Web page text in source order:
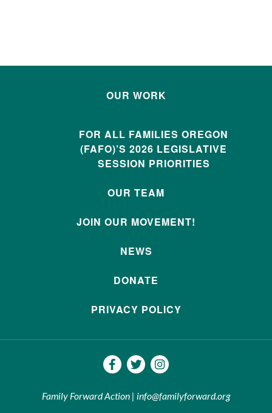
OUR WORK
FOR ALL FAMILIES OREGON
(FAFO)’S 2026 LEGISLATIVE
SESSION PRIORITIES
OUR TEAM
JOIN OUR MOVEMENT!
NEWS
DONATE
PRIVACY POLICY
Family Forward Action | info@familyforward.org